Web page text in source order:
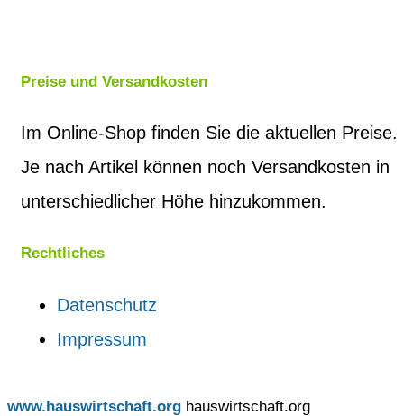
Preise und Versandkosten
Im Online-Shop finden Sie die aktuellen Preise.
Je nach Artikel können noch Versandkosten in
unterschiedlicher Höhe hinzukommen.
Rechtliches
Datenschutz
Impressum
www.hauswirtschaft.org hauswirtschaft.org